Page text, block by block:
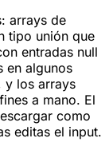
arrays de
tipo unión que
entradas null
en algunos
y los arrays
a mano. El
como
editas el input.